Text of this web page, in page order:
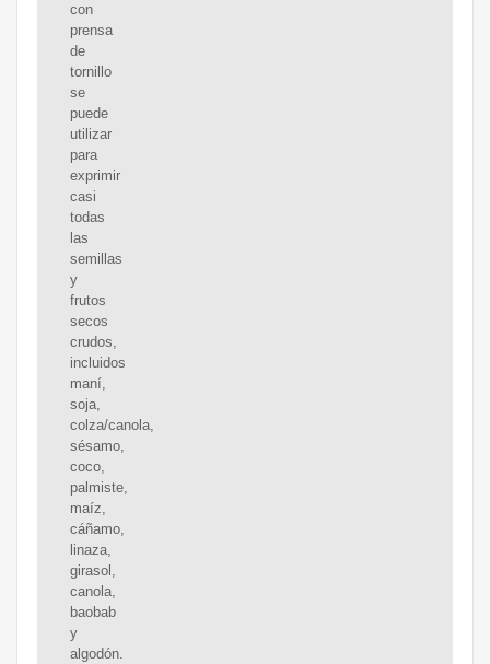
con
prensa
de
tornillo
se
puede
utilizar
para
exprimir
casi
todas
las
semillas
y
frutos
secos
crudos,
incluidos
maní,
soja,
colza/canola,
sésamo,
coco,
palmiste,
maíz,
cáñamo,
linaza,
girasol,
canola,
baobab
y
algodón.